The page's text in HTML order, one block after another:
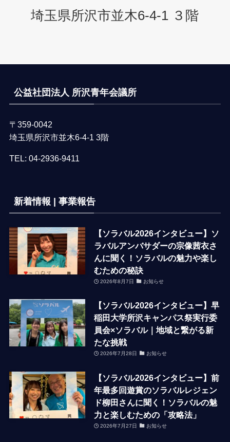
埼玉県所沢市並木6-4-1 ３階
公益社団法人 所沢青年会議所
〒359-0042
埼玉県所沢市並木6-4-1 3階
TEL: 04-2936-9411
新着情報 | 事業報告
【ソラバル2026インタビュー】ソ
ラバルアンバサダーの宗像茜衣さ
んに聞く！ソラバルの魅力や楽し
むための秘訣
2026年8月7日 お知らせ
【ソラバル2026インタビュー】早
稲田大学所沢キャンパス祭実行委
員会×ソラバル｜地域と繋がる新
たな挑戦
2026年7月28日 お知らせ
【ソラバル2026インタビュー】前
年最多回遊賞のソラバルレジェン
ド柳田さんに聞く！ソラバルの魅
力と楽しむための「攻略法」
2026年7月27日 お知らせ